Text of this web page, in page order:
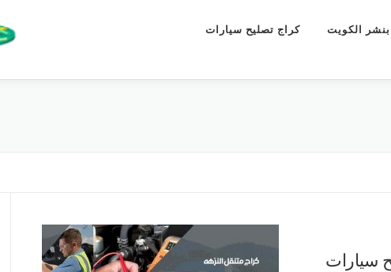
كراج تصليح سيارات بنشر الكويت
كراج تصليح سيارات